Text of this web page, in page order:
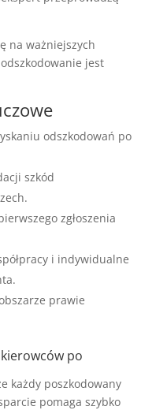
na ważniejszych
jest
odszkodowań po
szkód
zgłoszenia
i indywidualne
prawie
po
każdy poszkodowany
pomaga szybko